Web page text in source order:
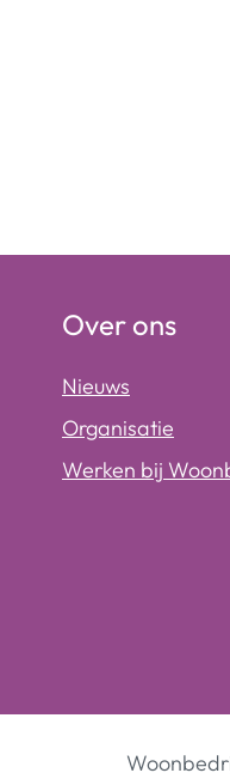
Over ons
Nieuws
Organisatie
Werken bij